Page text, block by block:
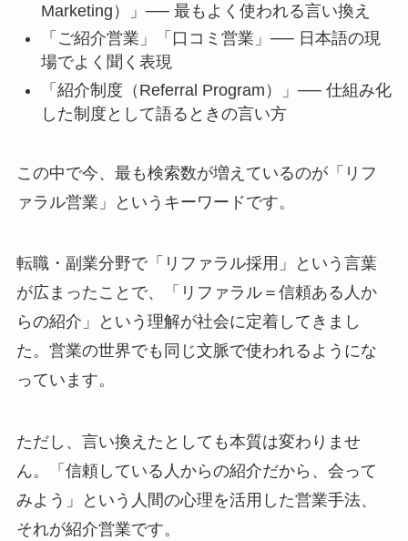
Marketing）」── 最もよく使われる言い換え
「ご紹介営業」「口コミ営業」── 日本語の現
場でよく聞く表現
「紹介制度（Referral Program）」── 仕組み化
した制度として語るときの言い方
この中で今、最も検索数が増えているのが「リフ
ァラル営業」というキーワードです。
転職・副業分野で「リファラル採用」という言葉
が広まったことで、「リファラル＝信頼ある人か
らの紹介」という理解が社会に定着してきまし
た。営業の世界でも同じ文脈で使われるようにな
っています。
ただし、言い換えたとしても本質は変わりませ
ん。「信頼している人からの紹介だから、会って
みよう」という人間の心理を活用した営業手法、
それが紹介営業です。